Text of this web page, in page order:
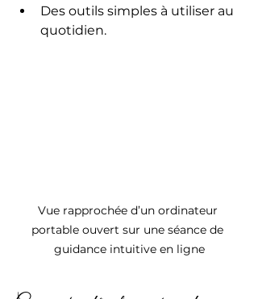
Des outils simples à utiliser au
quotidien.
Vue rapprochée d’un ordinateur
portable ouvert sur une séance de
guidance intuitive en ligne